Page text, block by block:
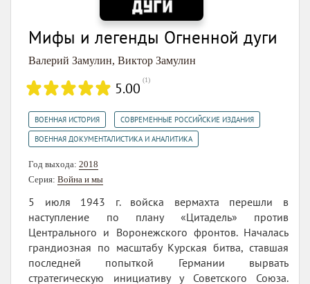
Мифы и легенды Огненной дуги
Валерий Замулин, Виктор Замулин
5.00 (1)
ВОЕННАЯ ИСТОРИЯ СОВРЕМЕННЫЕ РОССИЙСКИЕ ИЗДАНИЯ
ВОЕННАЯ ДОКУМЕНТАЛИСТИКА И АНАЛИТИКА
Год выхода: 2018
Серия: Война и мы
5 июля 1943 г. войска вермахта перешли в
наступление по плану «Цитадель» против
Центрального и Воронежского фронтов. Началась
грандиозная по масштабу Курская битва, ставшая
последней попыткой Германии вырвать
стратегическую инициативу у Советского Союза.